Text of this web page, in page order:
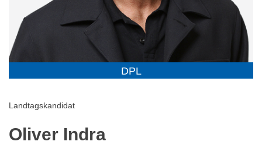
DPL
Landtagskandidat
Oliver Indra